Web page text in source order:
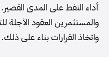
أداء النفط على المدى
والمستثمرين العقود الآجلة
واتخاذ القرارات بناء على ذلك.